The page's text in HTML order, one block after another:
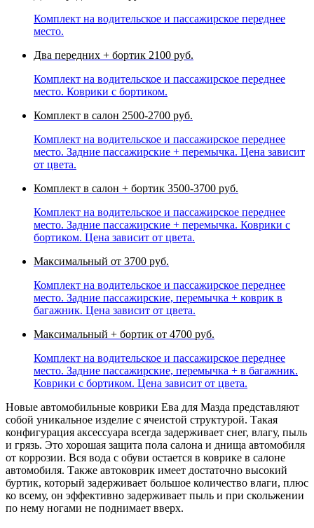
Комплект на водительское и пассажирское переднее
место.
Два передних + бортик 2100 руб.
Комплект на водительское и пассажирское переднее
место. Коврики с бортиком.
Комплект в салон 2500-2700 руб.
Комплект на водительское и пассажирское переднее
место. Задние пассажирские + перемычка. Цена зависит
от цвета.
Комплект в салон + бортик 3500-3700 руб.
Комплект на водительское и пассажирское переднее
место. Задние пассажирские + перемычка. Коврики с
бортиком. Цена зависит от цвета.
Максимальный от 3700 руб.
Комплект на водительское и пассажирское переднее
место. Задние пассажирские, перемычка + коврик в
багажник. Цена зависит от цвета.
Максимальный + бортик от 4700 руб.
Комплект на водительское и пассажирское переднее
место. Задние пассажирские, перемычка + в багажник.
Коврики с бортиком. Цена зависит от цвета.
Новые автомобильные коврики Ева для Мазда представляют
собой уникальное изделие с ячеистой структурой. Такая
конфигурация аксессуара всегда задерживает снег, влагу, пыль
и грязь. Это хорошая защита пола салона и днища автомобиля
от коррозии. Вся вода с обуви остается в коврике в салоне
автомобиля. Также автоковрик имеет достаточно высокий
буртик, который задерживает большое количество влаги, плюс
ко всему, он эффективно задерживает пыль и при скольжении
по нему ногами не поднимает вверх.